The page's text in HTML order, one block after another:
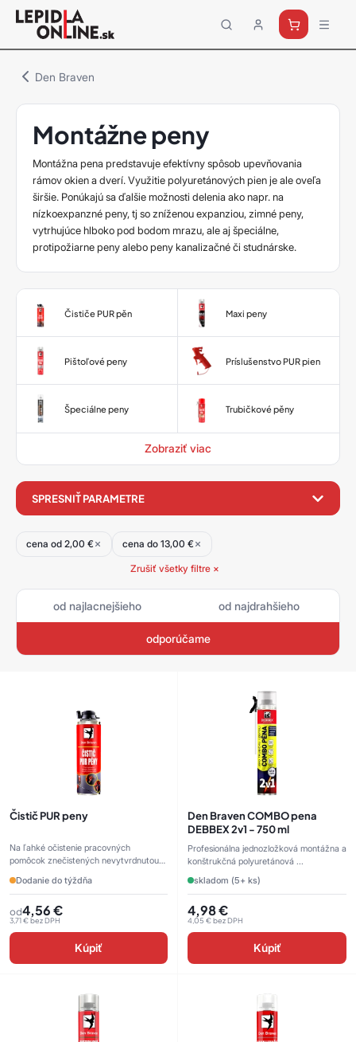
Priemyselné
lepidlá
Loctite
Den Braven
Montážne peny
Montážna pena predstavuje efektívny spôsob upevňovania
rámov okien a dverí. Využitie polyuretánových pien je ale oveľa
širšie. Ponúkajú sa ďalšie možnosti delenia ako napr. na
nízkoexpanzné peny, tj so zníženou expanziou, zimné peny,
vytrhujúce hlboko pod bodom mrazu, ale aj špeciálne,
protipožiarne peny alebo peny kanalizačné či studnárske.
Čističe PUR pěn Maxi peny
Pištoľové peny Príslušenstvo PUR pien
Špeciálne peny Trubičkové pěny
Zobraziť viac
filter
SPRESNIŤ PARAMETRE
cena od 2,00 € cena do 13,00 €
Zrušiť všetky filtre ×
odporúčame
od najlacnejšieho od najdrahšieho
Čistič PUR peny
Na ľahké očistenie pracovných
pomôcok znečistených nevytvrdnutou
Dodanie do týždňa
od4,56€
3,71€bez DPH
Kúpiť
Den Braven COMBO pena
DEBBEX 2v1 - 750 ml
Profesionálna jednozložková montážna a
konštrukčná polyuretánová ...
skladom (5+ ks)
4,98€
4,05 €bez DPH
Kúpiť